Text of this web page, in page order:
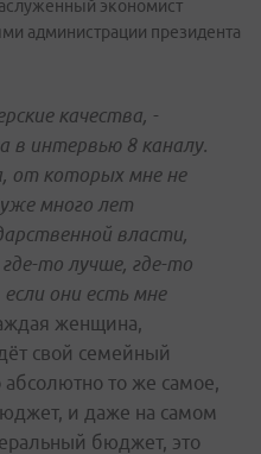
экономист
администрации президента
качества, -
в интервью 8 каналу.
от которых мне не
много лет
власти,
то лучше, где-то
они есть мне
женщина,
свой семейный
то же самое,
и даже на самом
бюджет, это